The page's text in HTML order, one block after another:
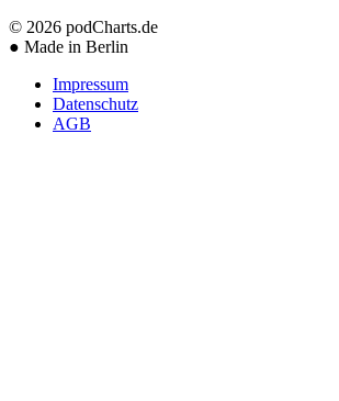
© 2026 podCharts.de
● Made in Berlin
Impressum
Datenschutz
AGB